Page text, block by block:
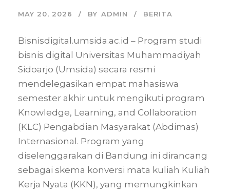
MAY 20, 2026 BY ADMIN BERITA
Bisnisdigital.umsida.ac.id – Program studi
bisnis digital Universitas Muhammadiyah
Sidoarjo (Umsida) secara resmi
mendelegasikan empat mahasiswa
semester akhir untuk mengikuti program
Knowledge, Learning, and Collaboration
(KLC) Pengabdian Masyarakat (Abdimas)
Internasional. Program yang
diselenggarakan di Bandung ini dirancang
sebagai skema konversi mata kuliah Kuliah
Kerja Nyata (KKN), yang memungkinkan